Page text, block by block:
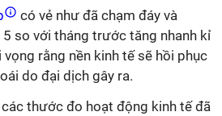
có vẻ như đã chạm đáy và
so với tháng trước tăng nhanh kỉ
vọng rằng nền kinh tế sẽ hồi phục
do đại dịch gây ra.
thước đo hoạt động kinh tế đã